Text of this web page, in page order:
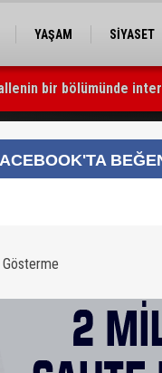
YAŞAM SİYASET
bir bölümünde
“Satılmamalı,
ve şampuan ele
Gösterme